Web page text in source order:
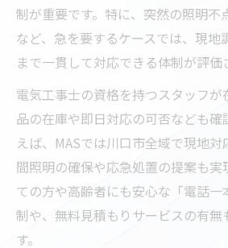
制が重要です。特に、突然の照明不
など、急を要するケースでは、現地
まで一貫して対応できる体制が評価
電気工事士の資格を持つスタッフ
品の在庫や即日対応の可否なども確
えば、MASでは川口市全域で現地
間照明の確保や応急処置の提案も実
ての方や高齢者にも安心な「電話
制や、無料見積もりサービスの有無
す。